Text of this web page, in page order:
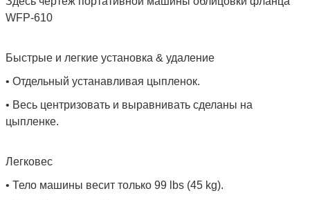
WFP-610
Быстрые и легкие установка & удаление
• Отдельный устанавливая цыпленок.
• Весь центризовать и выравнивать сделаны на
цыпленке.
Легковес
• Тело машины весит только 99 lbs (45 kg).